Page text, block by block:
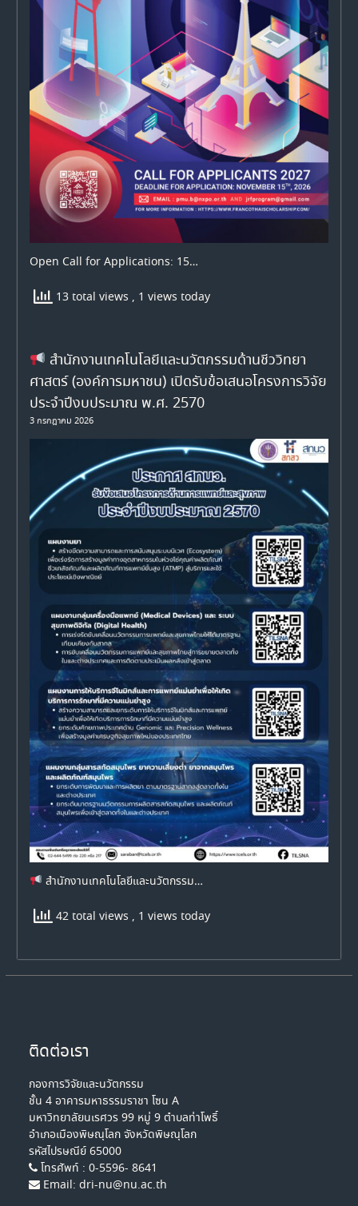
Open Call for Applications: 15…
13 total views , 1 views today
สำนักงานเทคโนโลยีและนวัตกรรมด้านชีววิทยา
ศาสตร์ (องค์การมหาชน) เปิดรับข้อเสนอโครงการวิจัย
ประจำปีงบประมาณ พ.ศ. 2570
3 กรกฎาคม 2026
สำนักงานเทคโนโลยีและนวัตกรรม…
42 total views , 1 views today
ติดต่อเรา
กองการวิจัยและนวัตกรรม
ชั้น 4 อาคารมหาธรรมราชา โซน A
มหาวิทยาลัยนเรศวร 99 หมู่ 9 ตำบลท่าโพธิ์
อำเภอเมืองพิษณุโลก จังหวัดพิษณุโลก
รหัสไปรษณีย์ 65000
โทรศัพท์ : 0-5596- 8641
Email: dri-nu@nu.ac.th